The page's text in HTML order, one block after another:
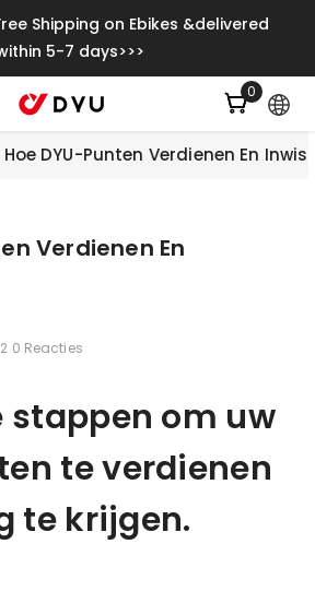
Shipping on Ebikes &delivered
5-7 days>>>
00
artikelen
Hoe DYU-Punten Verdienen En
Verdienen En
0 Reacties
stappen om uw
te verdienen
te krijgen.